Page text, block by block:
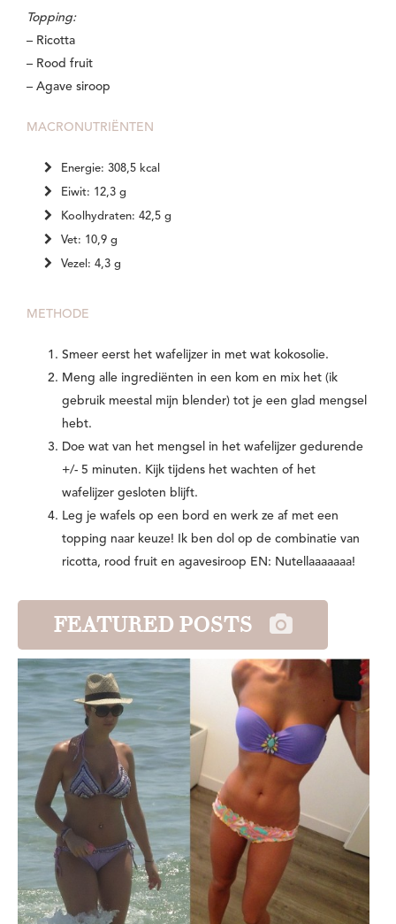
Topping:
– Ricotta
– Rood fruit
– Agave siroop
MACRONUTRIËNTEN
Energie: 308,5 kcal
Eiwit: 12,3 g
Koolhydraten: 42,5 g
Vet: 10,9 g
Vezel: 4,3 g
METHODE
Smeer eerst het wafelijzer in met wat kokosolie.
Meng alle ingrediënten in een kom en mix het (ik
gebruik meestal mijn blender) tot je een glad mengsel
hebt.
Doe wat van het mengsel in het wafelijzer gedurende
+/- 5 minuten. Kijk tijdens het wachten of het
wafelijzer gesloten blijft.
Leg je wafels op een bord en werk ze af met een
topping naar keuze! Ik ben dol op de combinatie van
ricotta, rood fruit en agavesiroop EN: Nutellaaaaaaa!
FEATURED POSTS